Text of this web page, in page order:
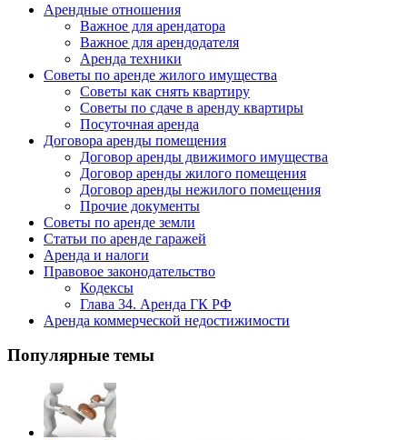
Арендные отношения
Важное для арендатора
Важное для арендодателя
Аренда техники
Советы по аренде жилого имущества
Советы как снять квартиру
Советы по сдаче в аренду квартиры
Посуточная аренда
Договора аренды помещения
Договор аренды движимого имущества
Договор аренды жилого помещения
Договор аренды нежилого помещения
Прочие документы
Советы по аренде земли
Статьи по аренде гаражей
Аренда и налоги
Правовое законодательство
Кодексы
Глава 34. Аренда ГК РФ
Аренда коммерческой недостижимости
Популярные темы